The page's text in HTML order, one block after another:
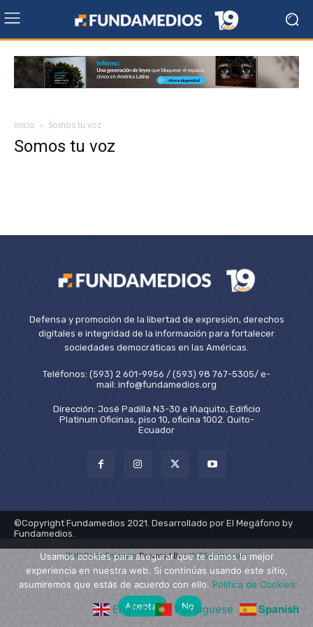
Inicio Somos tu voz
Somos tu voz
Defensa y promoción de la libertad de expresión, derechos
digitales e integridad de la información para fortalecer
sociedades democráticas en las Américas.
Teléfonos: (593) 2 601-9956 / (593) 98 767-5305/ e-
mail: info@fundamedios.org
Dirección: José Padilla N3-30 e Iñaquito, Edificio
Platinum Oficinas, piso 10, oficina 1002. Quito-
Ecuador
©Copyright Fundamedios 2021. Desarrollado por El Megáfono by
Fundamedios.
English Portuguese Spanish
PHP Code SnippetsPowered By :XYZScripts.com
Usamos cookies para asegurar que te damos la mejor
experiencia en nuestra web. Si continúas usando este sitio,
asumiremos que estás de acuerdo con ello. Política de Cookies
Aceptar
No